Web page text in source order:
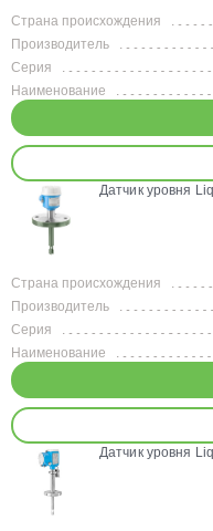
Страна происхождения
Производитель
Серия
Наименование
Датчик уровня
Страна происхождения
Производитель
Серия
Наименование
Датчик уровня